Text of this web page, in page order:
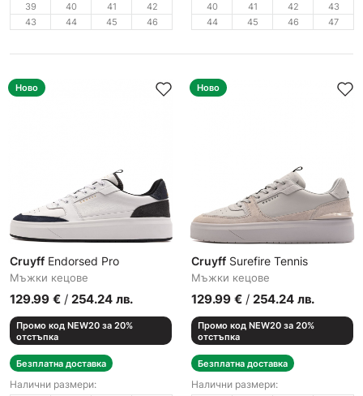
39 40 41
42
43
44 45 46
40 41 42
43
44
45 46 47
Ново
Cruyff Endorsed Pro
Мъжки кецове
129.99 € / 254.24 лв.
Промо код NEW20 за 20%
отстъпка
Безплатна доставка
Налични размери:
Ново
Cruyff Surefire Tennis
Мъжки кецове
129.99 € / 254.24 лв.
Промо код NEW20 за 20%
отстъпка
Безплатна доставка
Налични размери: